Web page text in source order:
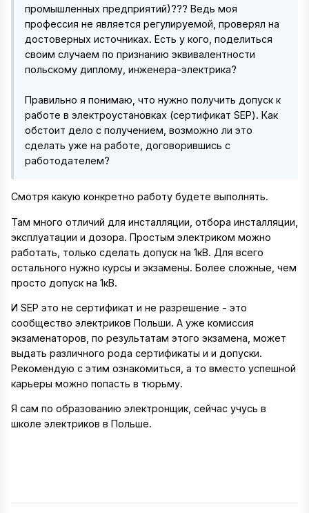
промышленных предприятий)??? Ведь моя
профессия не является регулируемой, проверял на
достоверных источниках. Есть у кого, поделиться
своим случаем по признанию эквивалентности
польскому диплому, инженера-электрика?
Правильно я понимаю, что нужно получить допуск к
работе в электроустановках (сертификат SEP). Как
обстоит дело с получением, возможно ли это
сделать уже на работе, договорившись с
работодателем?
Смотря какую конкретно работу будете выполнять.
Там много отличий для инсталляции, отбора инсталляции,
эксплуатации и дозора. Простым электриком можно
работать, только сделать допуск на 1кВ. Для всего
остального нужно курсы и экзамены. Более сложные, чем
просто допуск на 1кВ.
И SEP это не сертификат и не разрешение - это
сообщество электриков Польши. А уже комиссия
экзаменаторов, по результатам этого экзамена, может
выдать различного рода сертификаты и и допуски.
Рекомендую с этим ознакомиться, а то вместо успешной
карьеры можно попасть в тюрьму.
Я сам по образованию электронщик, сейчас учусь в
школе электриков в Польше.